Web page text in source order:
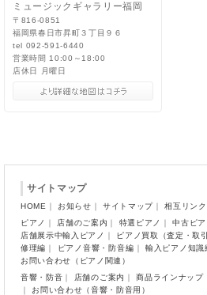
ミュージックギャラリー福岡
〒816-0851
福岡県春日市昇町３丁目９６
tel 092-591-6440
営業時間 10:00～18:00
店休日 月曜日
サイトマップ
HOME ｜ お知らせ ｜サイトマップ ｜相互リンク
ピアノ
｜ 店舗のご案内 ｜ 特選ピアノ ｜中古ピア
店舗展示中輸入ピアノ
｜ ピアノ買取（査定・取引
修理編 ｜ ピアノ音響・防音編 ｜ 輸入ピアノ知識
お問い合わせ（ピアノ関連）
音響・防音 ｜ 店舗のご案内 ｜商品ラインナップ
｜ お問い合わせ（音響・防音用）